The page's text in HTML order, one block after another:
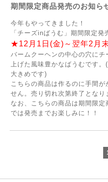
期間限定商品発売のお知ら
今年もやってきました！
「チーズinばうむ」期間限定発
★12月1日(金)～翌年2月
バームクーヘンの中心の穴に
上げた風味豊かなばうむです
大きめです)
こちらの商品は作るのに手間
せん。売り切れ次第終了となり
なお、こちらの商品は期間限定
では発売までお楽しみに！！